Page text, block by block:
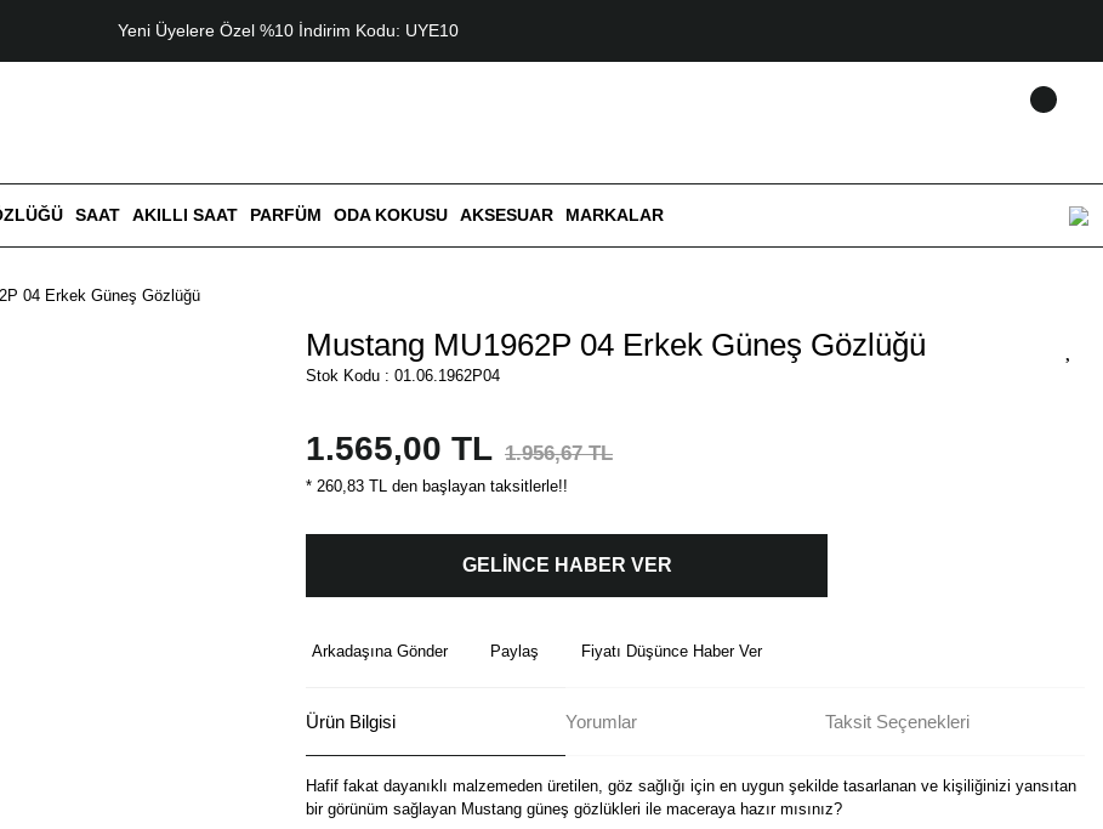
Yeni Üyelere Özel %10 İndirim Kodu: UYE10
SAAT AKILLI SAAT PARFÜM ODA KOKUSU AKSESUAR MARKALAR
04 Erkek Güneş Gözlüğü
Mustang MU1962P 04 Erkek Güneş Gözlüğü
Stok Kodu : 01.06.1962P04
1.565,00 TL 1.956,67 TL
* 260,83 TL den başlayan taksitlerle!!
GELİNCE HABER VER
Arkadaşına Gönder Paylaş Fiyatı Düşünce Haber Ver
Ürün Bilgisi Yorumlar Taksit Seçenekleri
Hafif fakat dayanıklı malzemeden üretilen, göz sağlığı için en uygun şekilde tasarlanan ve kişiliğinizi yansıtan
bir görünüm sağlayan Mustang güneş gözlükleri ile maceraya hazır mısınız?